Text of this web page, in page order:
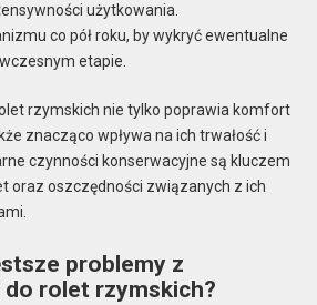
użytkowania.
co pół roku, by wykryć ewentualne
etapie.
rzymskich nie tylko poprawia komfort
znacząco wpływa na ich trwałość i
czynności konserwacyjne są kluczem
oraz oszczędności związanych z ich
problemy z
do rolet rzymskich?